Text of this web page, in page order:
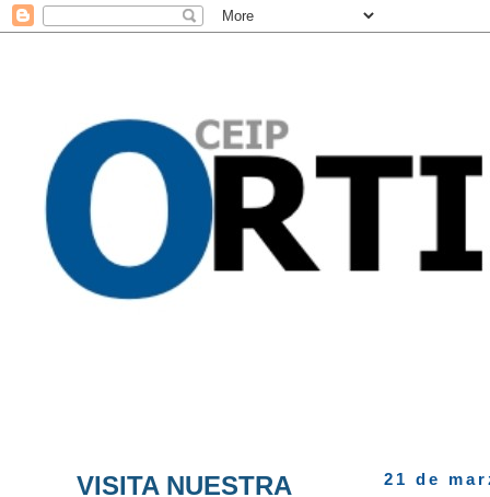
21 de
VISITA NUESTRA